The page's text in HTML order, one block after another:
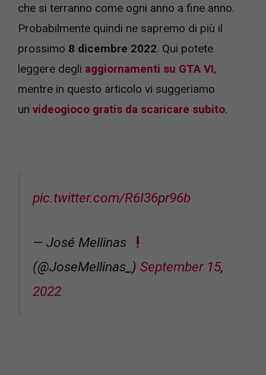
che si terranno come ogni anno a fine anno.
Probabilmente quindi ne sapremo di più il
prossimo 8 dicembre 2022. Qui potete
leggere degli aggiornamenti su GTA VI,
mentre in questo articolo vi suggeriamo
un videogioco gratis da scaricare subito.
pic.twitter.com/R6I36pr96b
— José Mellinas
(@JoseMellinas_) September 15,
2022